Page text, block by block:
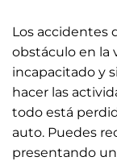
Los accidentes
obstáculo en la
incapacitado y
hacer las
todo está
auto. Puedes
presentando